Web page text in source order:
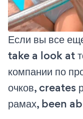
Если вы все
take a look at
компании по
очков, creates
рамах, been